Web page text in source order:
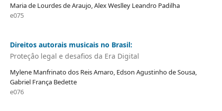
Maria de Lourdes de Araujo, Alex Weslley Leandro Padilha
e075
Direitos autorais musicais no Brasil:
Proteçâo legal e desafios da Era Digital
Mylene Manfrinato dos Reis Amaro, Edson Agustinho de Sousa,
Gabriel França Bedette
e076